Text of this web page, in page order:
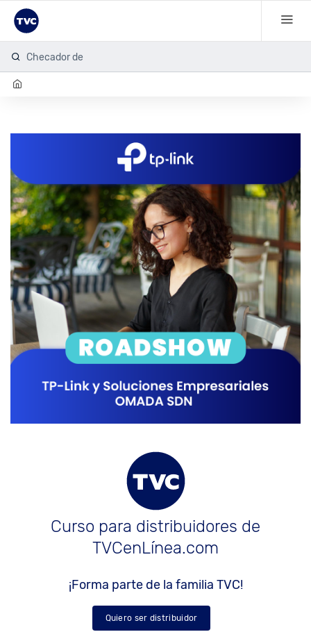
Checador de hu
Curso para distribuidores de
TVCenLínea.com
¡Forma parte de la familia TVC!
Quiero ser distribuidor